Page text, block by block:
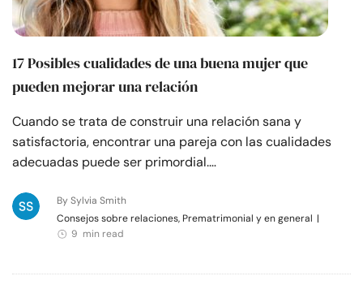
17 Posibles cualidades de una buena mujer que
pueden mejorar una relación
Cuando se trata de construir una relación sana y
satisfactoria, encontrar una pareja con las cualidades
adecuadas puede ser primordial.…
By Sylvia Smith
Consejos sobre relaciones, Prematrimonial y en general |
9 min read